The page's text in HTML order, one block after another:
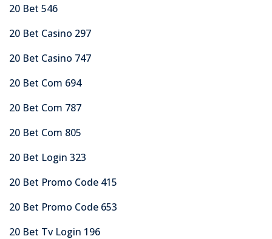
20 Bet 546
20 Bet Casino 297
20 Bet Casino 747
20 Bet Com 694
20 Bet Com 787
20 Bet Com 805
20 Bet Login 323
20 Bet Promo Code 415
20 Bet Promo Code 653
20 Bet Tv Login 196